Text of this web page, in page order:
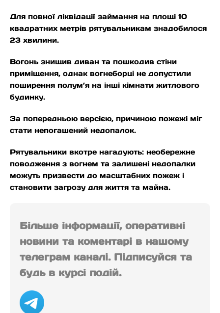
Для повної ліквідації займання на площі 10
квадратних метрів рятувальникам знадобилося
23 хвилини.
Вогонь знищив диван та пошкодив стіни
приміщення, однак вогнеборці не допустили
поширення полум’я на інші кімнати житлового
будинку.
За попередньою версією, причиною пожежі міг
стати непогашений недопалок.
Рятувальники вкотре нагадують: необережне
поводження з вогнем та залишені недопалки
можуть призвести до масштабних пожеж і
становити загрозу для життя та майна.
Більше інформації, оперативні
новини та коментарі в нашому
телеграм каналі. Підписуйся та
будь в курсі подій.